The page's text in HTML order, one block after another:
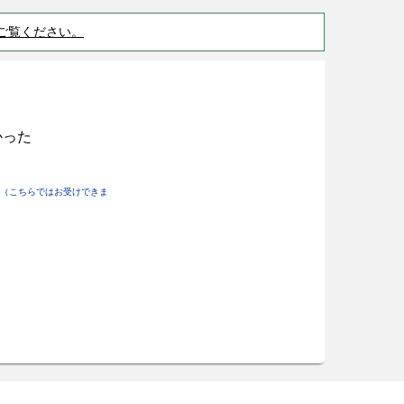
ください。
た
こちらではお受けできま